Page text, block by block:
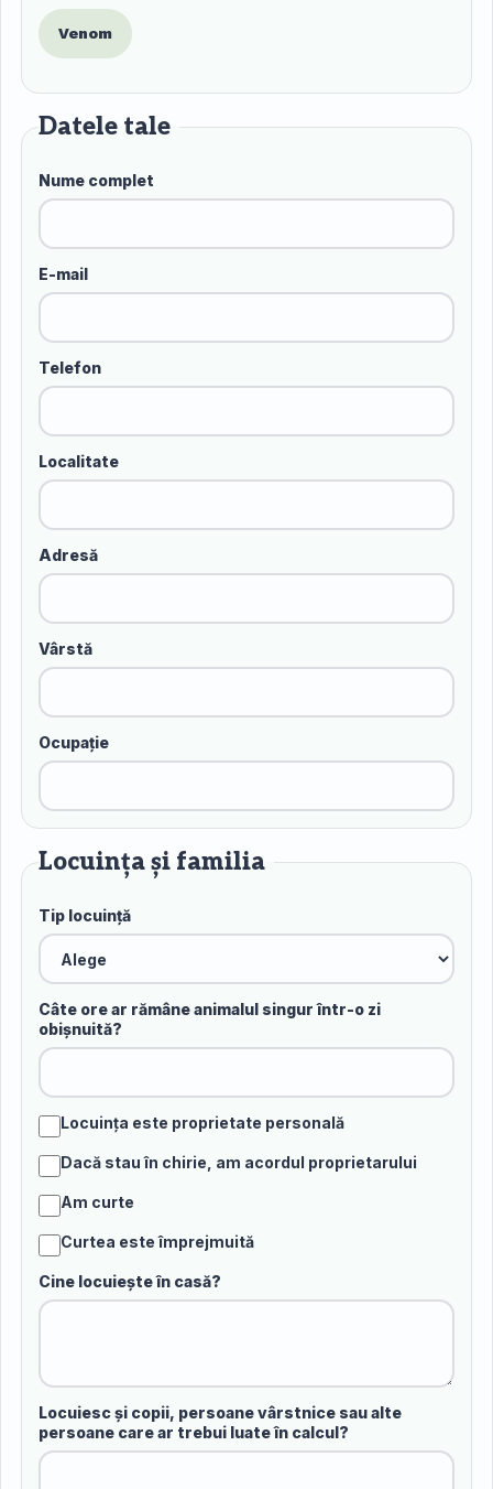
Venom
Datele tale
Nume complet
E-mail
Telefon
Localitate
Adresă
Vârstă
Ocupație
Locuința și familia
Tip locuință
Câte ore ar rămâne animalul singur într-o zi
obișnuită?
Locuința este proprietate personală
Dacă stau în chirie, am acordul proprietarului
Am curte
Curtea este împrejmuită
Cine locuiește în casă?
Locuiesc și copii, persoane vârstnice sau alte
persoane care ar trebui luate în calcul?